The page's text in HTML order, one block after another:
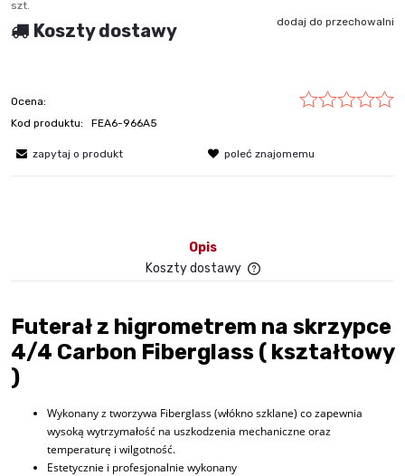
szt.
dodaj do przechowalni
Koszty dostawy
Ocena:
Kod produktu:
FEA6-966A5
zapytaj o produkt poleć znajomemu
Opis
Koszty dostawy
Futerał z higrometrem na skrzypce
4/4 Carbon Fiberglass ( kształtowy
)
Wykonany z tworzywa Fiberglass (włókno szklane) co zapewnia
wysoką wytrzymałość na uszkodzenia mechaniczne oraz
temperaturę i wilgotność.
Estetycznie i profesjonalnie wykonany